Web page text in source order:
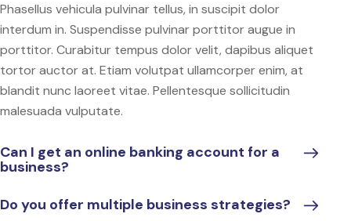
Phasellus vehicula pulvinar tellus, in suscipit dolor
interdum in. Suspendisse pulvinar porttitor augue in
porttitor. Curabitur tempus dolor velit, dapibus aliquet
tortor auctor at. Etiam volutpat ullamcorper enim, at
blandit nunc laoreet vitae. Pellentesque sollicitudin
malesuada vulputate.
Can I get an online banking account for a
business?
Do you offer multiple business strategies?